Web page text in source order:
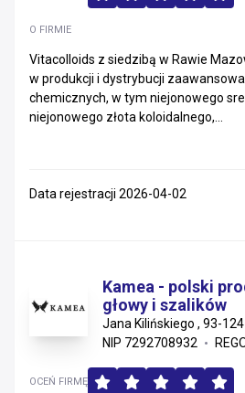
O FIRMIE
Vitacolloids z siedzibą w Rawie
w produkcji i dystrybucji
chemicznych, w tym niejonowego
niejonowego złota koloidalnego,...
Data rejestracji 2026-04-02
Kamea - polski
głowy i szalików
Jana Kilińskiego , 93-
NIP 7292708932
OCEŃ FIRMĘ